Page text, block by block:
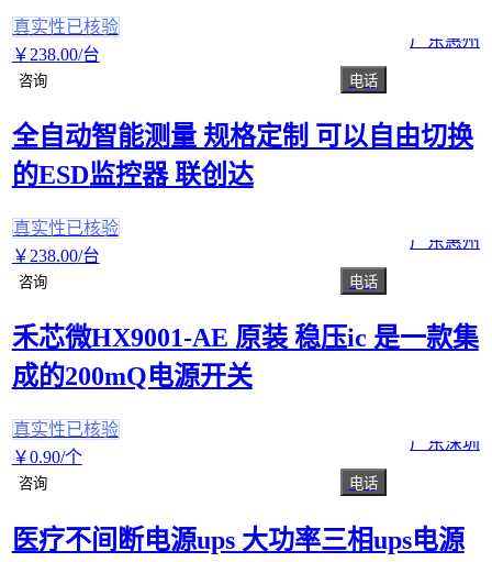
真实性已核验
￥ 238.00/台
广东惠州
咨询 电话
全自动智能测量 规格定制 可以自由切换
的ESD监控器 联创达
真实性已核验
￥ 238.00/台
广东惠州
咨询 电话
禾芯微HX9001-AE 原装 稳压ic 是一款集
成的200mQ电源开关
真实性已核验
￥0.90/个
广东深圳
咨询 电话
医疗不间断电源ups 大功率三相ups电源